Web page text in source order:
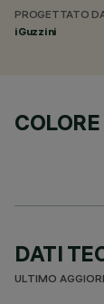
PROGETTATO
iGuzzini
COLORE
DATI
ULTIMO